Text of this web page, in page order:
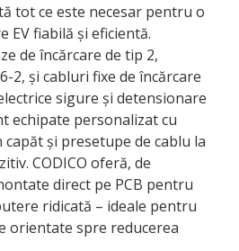
tot ce este necesar pentru o
EV fiabilă și eficientă.
de încărcare de tip 2,
2, și cabluri fixe de încărcare
sigure și detensionare
echipate personalizat cu
și presetupe de cablu la
CODICO oferă, de
direct pe PCB pentru
ridicată – ideale pentru
orientate spre reducerea